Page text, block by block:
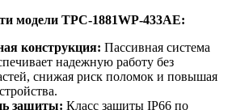
модели TPC-1881WP-433AE:
конструкция: Пассивная система
надежную работу без
снижая риск поломок и повышая
защиты: Класс защиты IP66 по